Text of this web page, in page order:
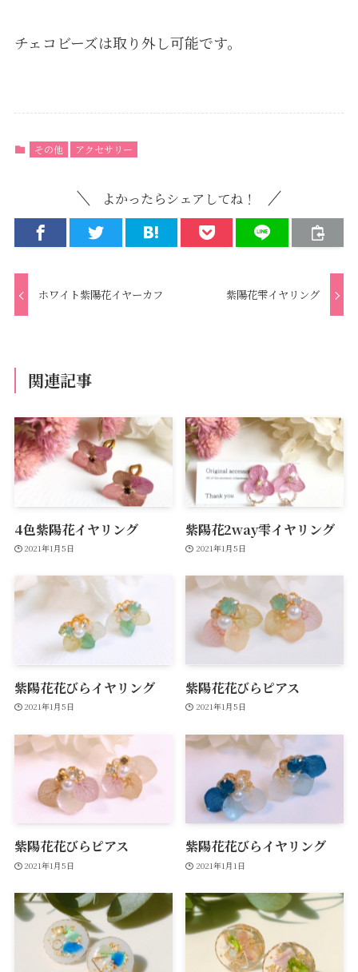
チェコビーズは取り外し可能です。
その他 アクセサリー
よかったらシェアしてね！
ホワイト紫陽花イヤーカフ 紫陽花雫イヤリング
関連記事
4色紫陽花イヤリング
2021年1月5日
紫陽花2way雫イヤリング
2021年1月5日
紫陽花花びらイヤリング
2021年1月5日
紫陽花花びらピアス
2021年1月5日
紫陽花花びらピアス
2021年1月5日
紫陽花花びらイヤリング
2021年1月1日